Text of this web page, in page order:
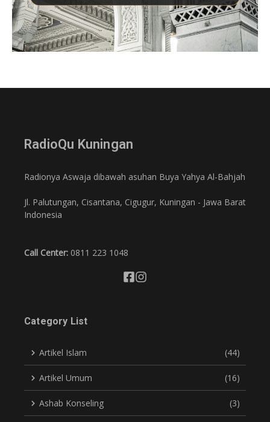
RadioQu Kuningan
Radionya Aswaja dibawah asuhan Buya Yahya Al-Bahjah
Jl. Palutungan, Cisantana, Cigugur, Kuningan - Jawa Barat
Indonesia
Call Center: 0811 223 1048
Category List
Artikel Islam (44)
Artikel Umum (16)
Ashab Konseling (3)